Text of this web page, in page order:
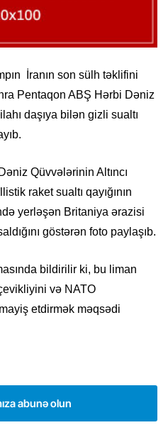
İranın son sülh təklifini
Pentaqon ABŞ Hərbi Dəniz
daşıya bilən gizli sualtı
Qüvvələrinin Altıncı
raket sualtı qayığının
yerləşən Britaniya ərazisi
göstərən foto paylaşıb.
bildirilir ki, bu liman
və NATO
etdirmək məqsədi
abunə olun